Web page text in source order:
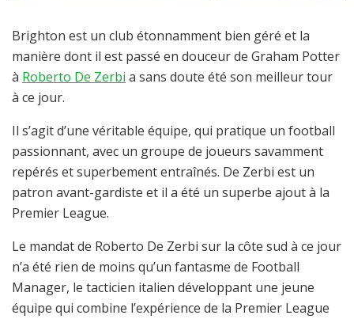
Brighton est un club étonnamment bien géré et la
manière dont il est passé en douceur de Graham Potter
à Roberto De Zerbi a sans doute été son meilleur tour
à ce jour.
Il s’agit d’une véritable équipe, qui pratique un football
passionnant, avec un groupe de joueurs savamment
repérés et superbement entraînés. De Zerbi est un
patron avant-gardiste et il a été un superbe ajout à la
Premier League.
Le mandat de Roberto De Zerbi sur la côte sud à ce jour
n’a été rien de moins qu’un fantasme de Football
Manager, le tacticien italien développant une jeune
équipe qui combine l’expérience de la Premier League